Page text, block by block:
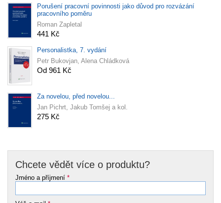
Porušení pracovní povinnosti jako důvod pro rozvázání
pracovního poměru
Roman Zapletal
441 Kč
Personalistka, 7. vydání
Petr Bukovjan, Alena Chládková
Od 961 Kč
Za novelou, před novelou...
Jan Pichrt, Jakub Tomšej a kol.
275 Kč
Chcete vědět více o produktu?
Jméno a příjmení *